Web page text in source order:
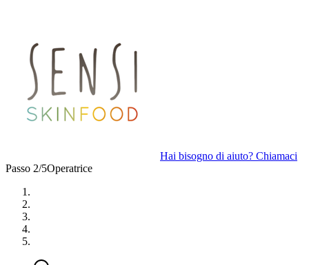
Hai bisogno di aiuto? Chiamaci
Passo 2/5Operatrice